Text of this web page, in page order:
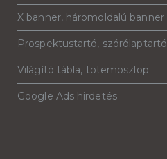
X banner, háromoldalú banner
Prospektustartó, szórólaptartó
Világító tábla, totemoszlop
Google Ads hirdetés